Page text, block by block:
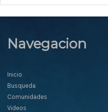
Navegacion
Inicio
Busqueda
Comunidades
Videos